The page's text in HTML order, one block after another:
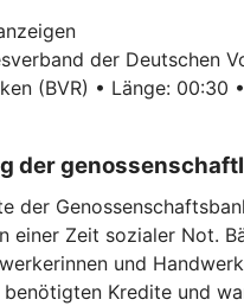
der Deutschen
(BVR) • Länge: 00:30
der
der
einer Zeit sozialer Not.
und
benötigten Kredite und